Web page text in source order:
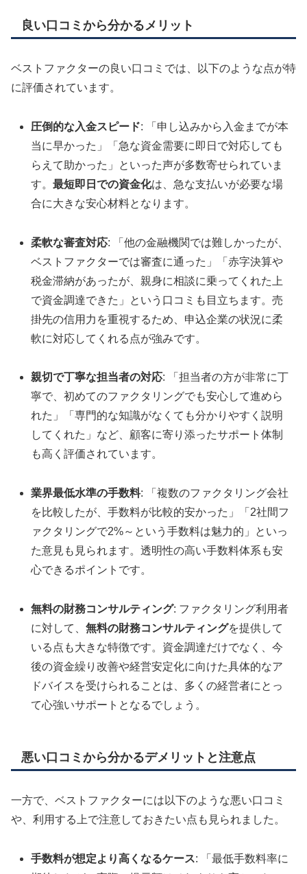
良い口コミから分かるメリット
ベストファクターの良い口コミでは、以下のような点が特
に評価されています。
圧倒的な入金スピード: 「申し込みから入金までが本
当に早かった」「急な資金需要に即日で対応しても
らえて助かった」といった声が多数寄せられていま
す。最短即日での資金化は、急な支払いが必要な場
合に大きな安心材料となります。
柔軟な審査対応: 「他の金融機関では難しかったが、
ベストファクターでは審査に通った」「赤字決算や
税金滞納があったが、親身に相談に乗ってくれた上
で資金調達できた」という口コミも目立ちます。売
掛先の信用力を重視するため、申込企業の状況に柔
軟に対応してくれる点が強みです。
親切で丁寧な担当者の対応: 「担当者の方が非常に丁
寧で、初めてのファクタリングでも安心して進めら
れた」「専門的な知識がなくても分かりやすく説明
してくれた」など、顧客に寄り添ったサポート体制
も高く評価されています。
業界最低水準の手数料: 「複数のファクタリング会社
を比較したが、手数料が比較的安かった」「2社間フ
ァクタリングで2%～という手数料は魅力的」といっ
た意見も見られます。透明性の高い手数料体系も安
心できるポイントです。
無料の財務コンサルティング: ファクタリング利用者
に対して、無料の財務コンサルティングを提供して
いる点も大きな特徴です。資金調達だけでなく、今
後の資金繰り改善や経営安定化に向けた具体的なア
ドバイスを受けられることは、多くの経営者にとっ
て心強いサポートとなるでしょう。
悪い口コミから分かるデメリットと注意点
一方で、ベストファクターには以下のような悪い口コミ
や、利用する上で注意しておきたい点も見られました。
手数料が想定より高くなるケース: 「最低手数料率に